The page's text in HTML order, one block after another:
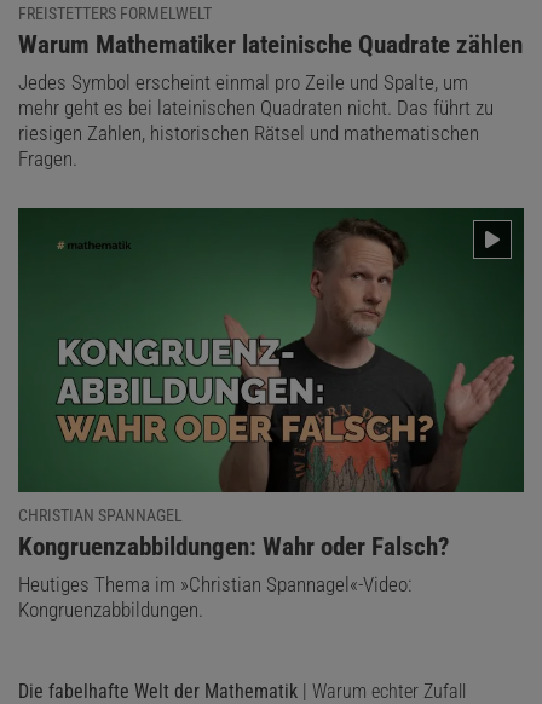
FREISTETTERS FORMELWELT
:
Warum Mathematiker lateinische Quadrate zählen
Jedes Symbol erscheint einmal pro Zeile und Spalte, um
mehr geht es bei lateinischen Quadraten nicht. Das führt zu
riesigen Zahlen, historischen Rätsel und mathematischen
Fragen.
CHRISTIAN SPANNAGEL
:
Kongruenzabbildungen: Wahr oder Falsch?
Heutiges Thema im »Christian Spannagel«-Video:
Kongruenzabbildungen.
Die fabelhafte Welt der Mathematik | Warum echter Zufall